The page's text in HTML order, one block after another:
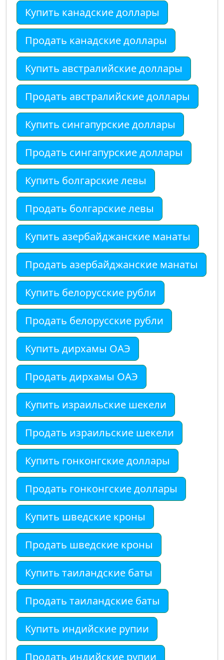
Купить канадские доллары
Продать канадские доллары
Купить австралийские доллары
Продать австралийские доллары
Купить сингапурские доллары
Продать сингапурские доллары
Купить болгарские левы
Продать болгарские левы
Купить азербайджанские манаты
Продать азербайджанские манаты
Купить белорусские рубли
Продать белорусские рубли
Купить дирхамы ОАЭ
Продать дирхамы ОАЭ
Купить израильские шекели
Продать израильские шекели
Купить гонконгские доллары
Продать гонконгские доллары
Купить шведские кроны
Продать шведские кроны
Купить таиландские баты
Продать таиландские баты
Купить индийские рупии
Продать индийские рупии